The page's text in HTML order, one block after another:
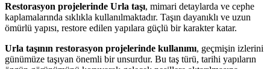
Restorasyon projelerinde Urla taşı, mimari detaylarda ve cephe
kaplamalarında sıklıkla kullanılmaktadır. Taşın dayanıklı ve uzun
ömürlü yapısı, restore edilen yapılara güçlü bir karakter katar.
Urla taşının restorasyon projelerinde kullanımı, geçmişin izlerini
günümüze taşıyan önemli bir unsurdur. Bu taş türü, tarihi yapıların